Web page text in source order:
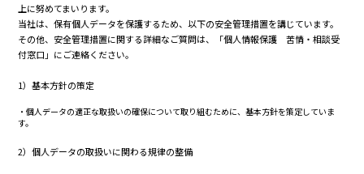
上に努めてまいります。
当社は、保有個人データを保護するため、以下の安全管理措置を講じています。
その他、安全管理措置に関する詳細なご質問は、「個人情報保護 苦情・相談受
付窓口」にご連絡ください。
1）基本方針の策定
・個人データの適正な取扱いの確保について取り組むために、基本方針を策定していま
す。
2）個人データの取扱いに関わる規律の整備